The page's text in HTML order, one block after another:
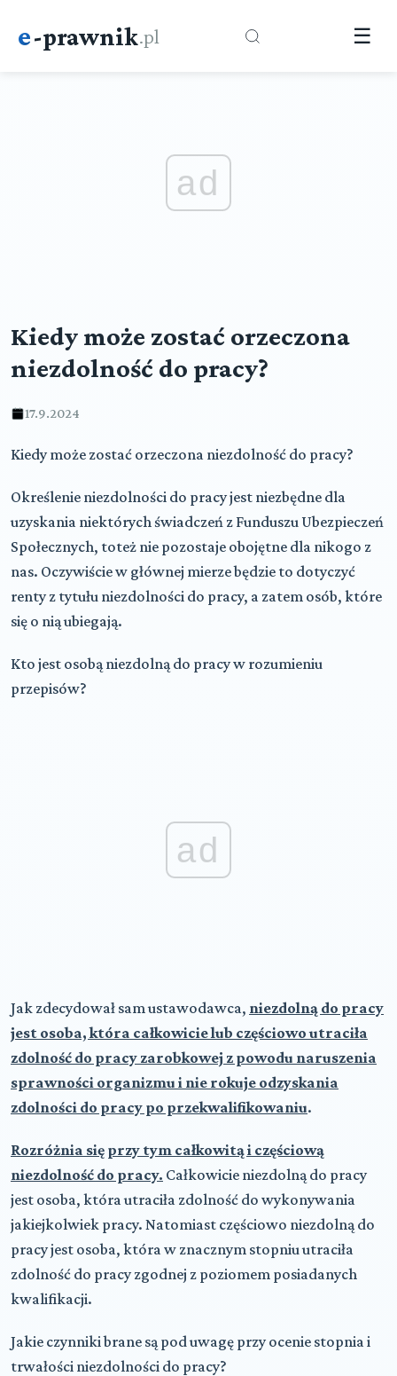
e-prawnik.pl ☰
ad
Kiedy może zostać orzeczona
niezdolność do pracy?
17.9.2024
Kiedy może zostać orzeczona niezdolność do pracy?
Określenie niezdolności do pracy jest niezbędne dla
uzyskania niektórych świadczeń z Funduszu Ubezpieczeń
Społecznych, toteż nie pozostaje obojętne dla nikogo z
nas. Oczywiście w głównej mierze będzie to dotyczyć
renty z tytułu niezdolności do pracy, a zatem osób, które
się o nią ubiegają.
Kto jest osobą niezdolną do pracy w rozumieniu
przepisów?
ad
Jak zdecydował sam ustawodawca, niezdolną do pracy
jest osoba, która całkowicie lub częściowo utraciła
zdolność do pracy zarobkowej z powodu naruszenia
sprawności organizmu i nie rokuje odzyskania
zdolności do pracy po przekwalifikowaniu.
Rozróżnia się przy tym całkowitą i częściową
niezdolność do pracy. Całkowicie niezdolną do pracy
jest osoba, która utraciła zdolność do wykonywania
jakiejkolwiek pracy. Natomiast częściowo niezdolną do
pracy jest osoba, która w znacznym stopniu utraciła
zdolność do pracy zgodnej z poziomem posiadanych
kwalifikacji.
Jakie czynniki brane są pod uwagę przy ocenie stopnia i
trwałości niezdolności do pracy?